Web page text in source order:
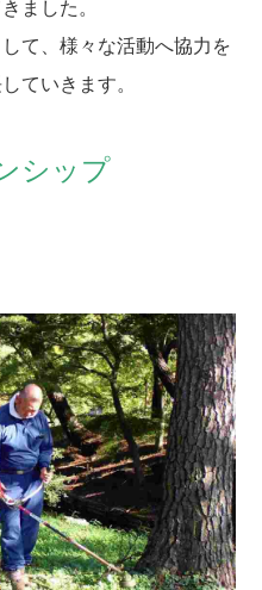
ました。
て、様々な活動へ協力を
ていきます。
シップ